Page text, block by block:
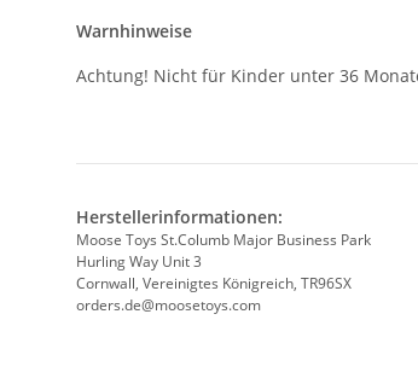
Warnhinweise
Achtung! Nicht für Kinder unter 36
Herstellerinformationen:
Moose Toys St.Columb Major Business Park
Hurling Way Unit 3
Cornwall, Vereinigtes Königreich, TR96SX
orders.de@moosetoys.com